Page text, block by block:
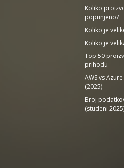
Koliko
popunjeno?
Koliko je
Koliko je
Top 50
prihodu
AWS vs
(2025)
Broj
(studeni 2025)